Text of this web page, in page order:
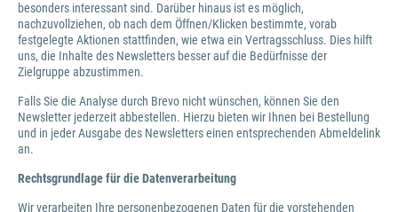
besonders interessant sind. Darüber hinaus ist es möglich,
nachzuvollziehen, ob nach dem Öffnen/Klicken bestimmte, vorab
festgelegte Aktionen stattfinden, wie etwa ein Vertragsschluss. Dies hilft
uns, die Inhalte des Newsletters besser auf die Bedürfnisse der
Zielgruppe abzustimmen.
Falls Sie die Analyse durch Brevo nicht wünschen, können Sie den
Newsletter jederzeit abbestellen. Hierzu bieten wir Ihnen bei Bestellung
und in jeder Ausgabe des Newsletters einen entsprechenden Abmeldelink
an.
Rechtsgrundlage für die Datenverarbeitung
Wir verarbeiten Ihre personenbezogenen Daten für die vorstehenden